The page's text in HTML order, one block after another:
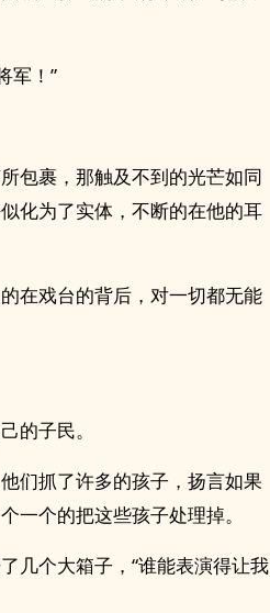
军！”
包裹，那触及不到的光芒如同
化为了实体，不断的在他的耳
在戏台的背后，对一切都无能
的子民。
们抓了许多的孩子，扬言如果
一个的把这些孩子处理掉。
几个大箱子，“谁能表演得让我